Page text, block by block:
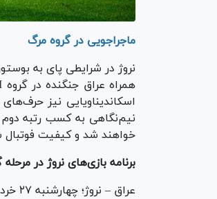
ماجراجویی در گروه مرگ
نروژ در شرایطی پای به
اسکاندیناویایی نیز
نیم‌نگاهی به کسب رتبه دوم
خواهند شد و کیفیت فوتبال
برنامه بازی‌های نروژ در
عراق – نروژ؛ چهارشنبه ۲۷ خرداد ساعت ۱:۳۰